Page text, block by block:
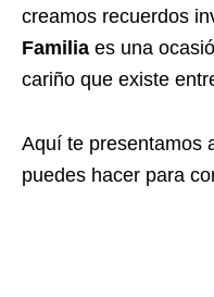
creamos recuerdos
Familia es una
cariño que existe
Aquí te presentamos
puedes hacer para